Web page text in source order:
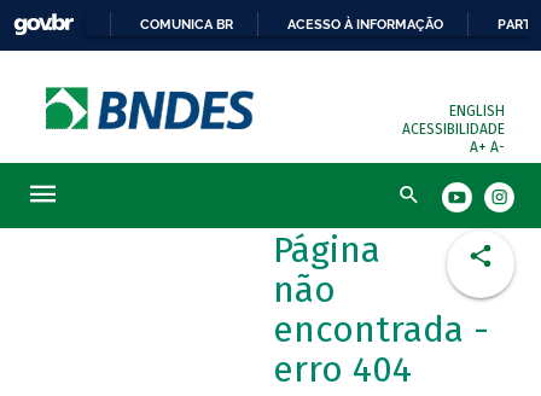
COMUNICA BR ACESSO À INFORMAÇÃO
ENGLISH
ACESSIBILIDADE
A+ A-
Busca
Página
não
encontrada -
erro 404